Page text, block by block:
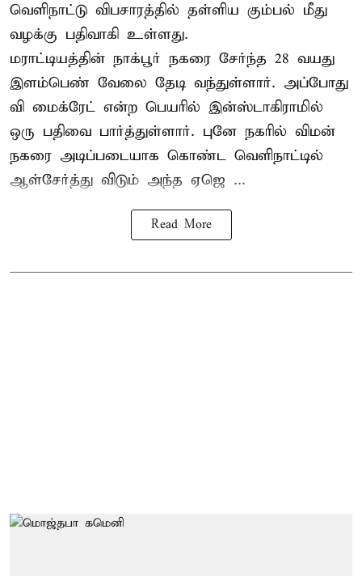
வெளிநாட்டு விபசாரத்தில் தள்ளிய கும்பல் மீது
வழக்கு பதிவாகி உள்ளது.
மராட்டியத்தின் நாக்பூர் நகரை சேர்ந்த 28 வயது
இளம்பெண் வேலை தேடி வந்துள்ளார். அப்போது
வி மைக்ரேட் என்ற பெயரில் இன்ஸ்டாகிராமில்
ஒரு பதிவை பார்த்துள்ளார். புனே நகரில் விமன்
நகரை அடிப்படையாக கொண்ட வெளிநாட்டில்
ஆள்சேர்த்து விடும் அந்த ஏஜெ ...
Read More